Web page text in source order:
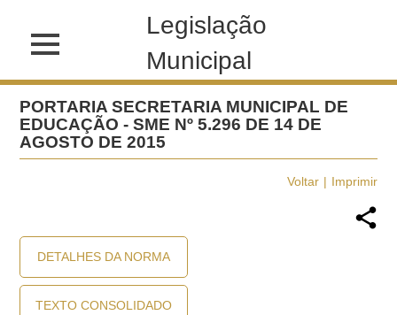
Legislação
Municipal
PORTARIA SECRETARIA MUNICIPAL DE
EDUCAÇÃO - SME Nº 5.296 DE 14 DE
AGOSTO DE 2015
Voltar Imprimir
DETALHES DA NORMA
TEXTO CONSOLIDADO